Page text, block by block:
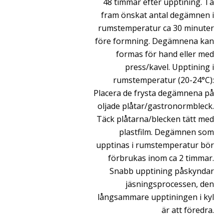
fram önskat antal degämnen i
rumstemperatur ca 30 minuter
före formning. Degämnena kan
formas för hand eller med
press/kavel. Upptining i
rumstemperatur (20-24°C):
Placera de frysta degämnena på
oljade plåtar/gastronormbleck.
Täck plåtarna/blecken tätt med
plastfilm. Degämnen som
upptinas i rumstemperatur bör
förbrukas inom ca 2 timmar.
Snabb upptining påskyndar
jäsningsprocessen, den
långsammare upptiningen i kyl
är att föredra.